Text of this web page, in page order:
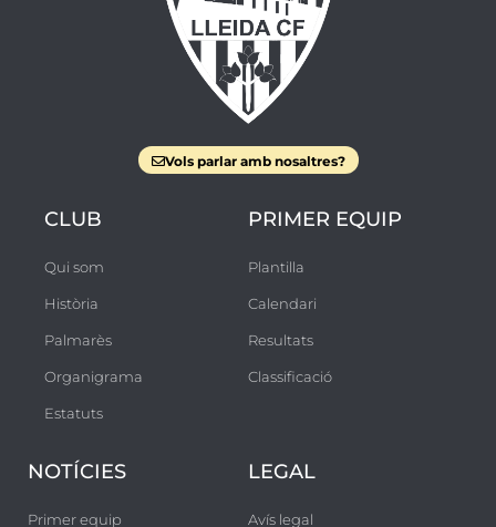
Vols parlar amb nosaltres?
CLUB
Qui som
Història
Palmarès
Organigrama
Estatuts
PRIMER EQUIP
Plantilla
Calendari
Resultats
Classificació
NOTÍCIES
Primer equip
LEGAL
Avís legal